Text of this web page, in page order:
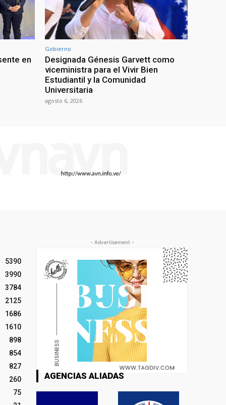
en
Gobierno
Designada Génesis Garvett como
viceministra para el Vivir Bien
Estudiantil y la Comunidad
Universitaria
agosto 6, 2026
5390
3990
3784
2125
1686
1610
898
854
827
260
75
- Advertisement -
AGENCIAS ALIADAS